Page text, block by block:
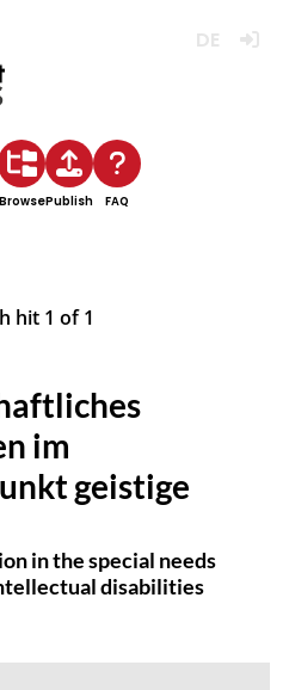
BrowsePublish FAQ
hit 1 of1
im
geistige
in the special needs
disabilities